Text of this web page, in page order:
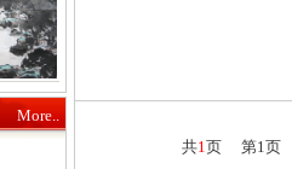
More..
共1页 第1页